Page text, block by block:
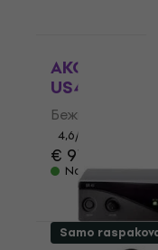
AKG
US45C:
Бежични сет
4,6/5
€ 97.70
Na stanju u
AKG
Samo